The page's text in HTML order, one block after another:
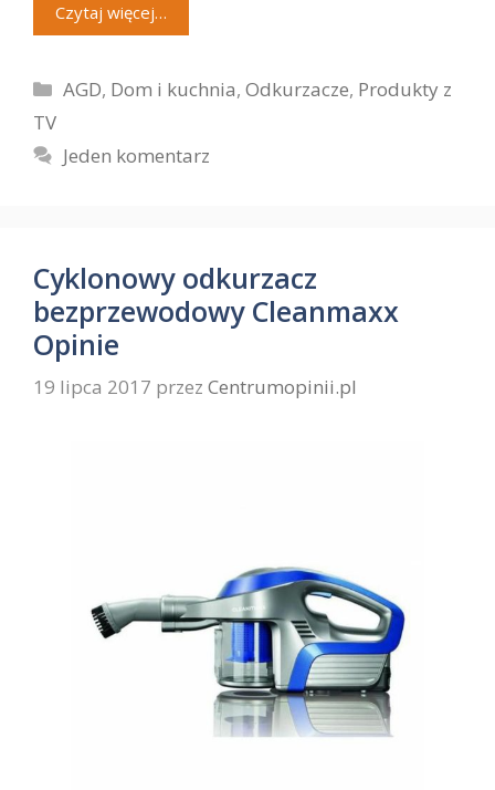
Czytaj więcej…
Kategorie
AGD, Dom i kuchnia,Odkurzacze, Produkty z
TV
Jeden komentarz
Cyklonowy odkurzacz
bezprzewodowy Cleanmaxx
Opinie
19 lipca 2017 przez Centrumopinii.pl